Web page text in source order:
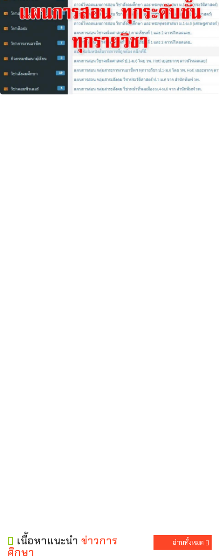
เนื้อหาแนะนำ ข่าวการ
ศึกษา
อ่านทั้งหมด